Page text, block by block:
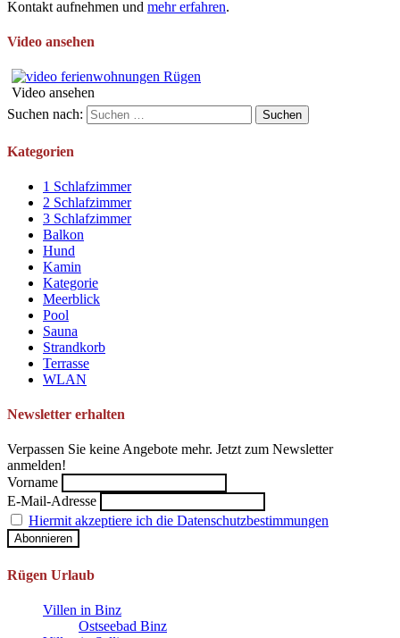
Kontakt aufnehmen und mehr erfahren.
Video ansehen
Video ansehen
Suchen nach:
Kategorien
1 Schlafzimmer
2 Schlafzimmer
3 Schlafzimmer
Balkon
Hund
Kamin
Kategorie
Meerblick
Pool
Sauna
Strandkorb
Terrasse
WLAN
Newsletter erhalten
Verpassen Sie keine Angebote mehr. Jetzt zum Newsletter
anmelden!
Vorname
E-Mail-Adresse
Hiermit akzeptiere ich die Datenschutzbestimmungen
Rügen Urlaub
Villen in Binz
Ostseebad Binz